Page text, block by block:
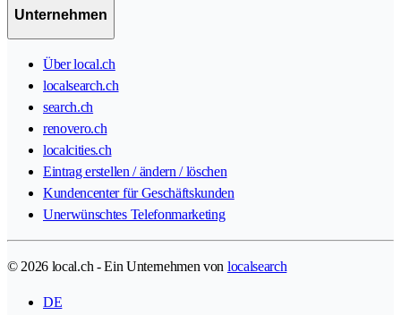
Unternehmen
Über local.ch
localsearch.ch
search.ch
renovero.ch
localcities.ch
Eintrag erstellen / ändern / löschen
Kundencenter für Geschäftskunden
Unerwünschtes Telefonmarketing
© 2026 local.ch - Ein Unternehmen von localsearch
DE